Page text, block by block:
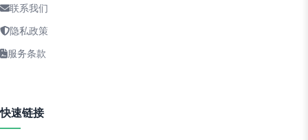
联系我们
隐私政策
服务条款
快速链接